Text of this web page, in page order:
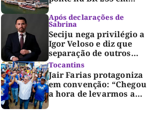
Pedro Afonso
Após declarações de
Sabrina
Seciju nega privilégio a
Igor Veloso e diz que
separação de outros
presos é medida de
segurança
Tocantins
Jair Farias protagoniza
em convenção: “Chegou
a hora de levarmos a
força do Bico para o